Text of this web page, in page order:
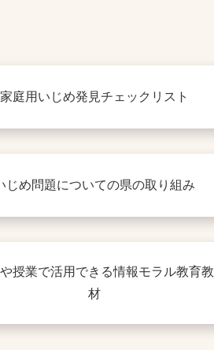
家庭用いじめ発見チェックリスト
じめ問題についての県の取り組み
授業で活用できる情報モラル教育教
材